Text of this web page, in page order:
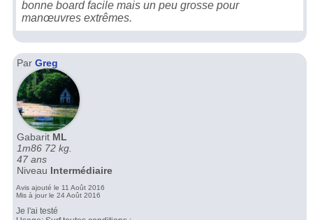
bonne board facile mais un peu grosse pour
manœuvres extrêmes.
Par Greg
Gabarit ML
1m86 72 kg.
47 ans
Niveau Intermédiaire
Avis ajouté le 11 Août 2016
Mis à jour le 24 Août 2016
Je l'ai testé